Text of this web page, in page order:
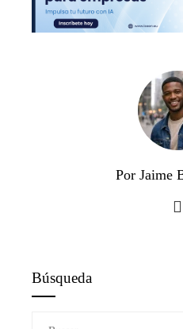
Por Jaime
Búsqueda